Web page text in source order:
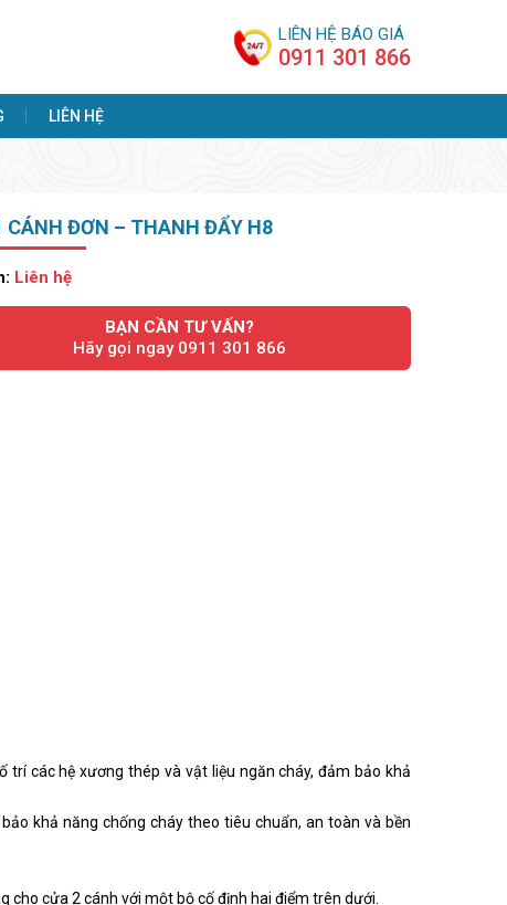
LIÊN HỆ BÁO GIÁ
0911 301 866
LIÊN HỆ
CÁNH ĐƠN – THANH ĐẨY H8
Liên hệ
BẠN CẦN TƯ VẤN?
Hãy gọi ngay 0911 301 866
các hệ xương thép và vật liệu ngăn cháy, đảm bảo khả
khả năng chống cháy theo tiêu chuẩn, an toàn và bền
cho cửa 2 cánh với một bộ cố định hai điểm trên dưới.